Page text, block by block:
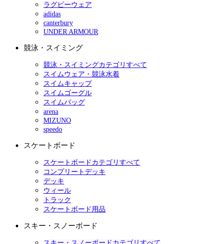
ラグビーウェア
adidas
canterbury
UNDER ARMOUR
競泳・スイミング
競泳・スイミングカテゴリすべて
スイムウェア・競泳水着
スイムキャップ
スイムゴーグル
スイムバッグ
arena
MIZUNO
speedo
スケートボード
スケートボードカテゴリすべて
コンプリートデッキ
デッキ
ウィール
トラック
スケートボード用品
スキー・スノーボード